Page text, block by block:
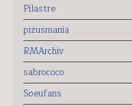
Pilastre
pizusmania
RMArchiv
sabrococo
Soeufans